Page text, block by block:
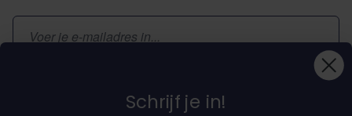
E-mailadres
Schrijf je in!